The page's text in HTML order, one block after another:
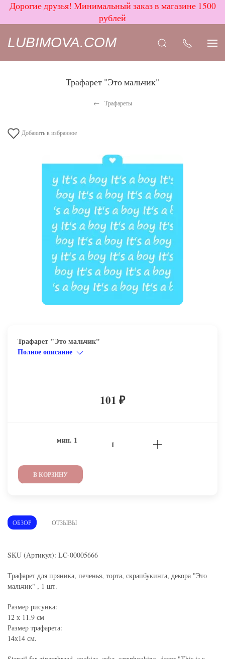
Дорогие друзья! Минимальный заказ в магазине 1500
рублей
LUBIMOVA.COM
Трафарет "Это мальчик"
Трафареты
Добавить в избранное
Трафарет "Это мальчик"
Полное описание
101 ₽
мин. 1
В КОРЗИНУ
ОБЗОР ОТЗЫВЫ
SKU (Артикул): LC-00005666
Трафарет для пряника, печенья, торта, скрапбукинга, декора "Это
мальчик" , 1 шт.
Размер рисунка:
12 х 11.9 см
Размер трафарета:
14х14 см.